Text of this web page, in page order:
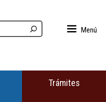
Menú
Trámites